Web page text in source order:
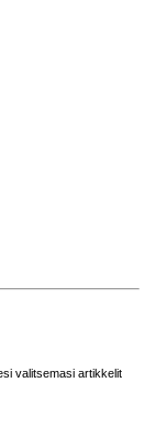
valitsemasi artikkelit